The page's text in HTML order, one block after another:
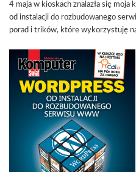
4 maja w kioskach znalazła się moja
od instalacji do rozbudowanego
porad i trików, które wykorzystuję